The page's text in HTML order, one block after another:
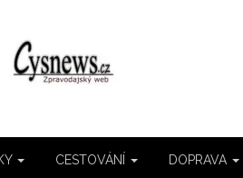
CESTOVÁNÍ DOPRAVA